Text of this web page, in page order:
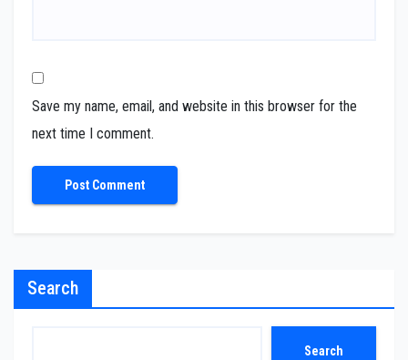
Save my name, email, and website in this browser for the
next time I comment.
Search
Search